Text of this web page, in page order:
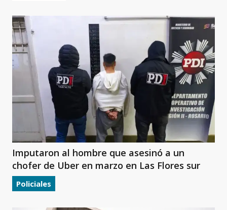
Imputaron al hombre que asesinó a un
chofer de Uber en marzo en Las Flores sur
Policiales